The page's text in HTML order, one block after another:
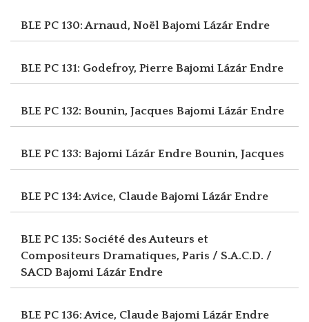
BLE PC 130: Arnaud, Noël Bajomi Lázár Endre
BLE PC 131: Godefroy, Pierre Bajomi Lázár Endre
BLE PC 132: Bounin, Jacques Bajomi Lázár Endre
BLE PC 133: Bajomi Lázár Endre Bounin, Jacques
BLE PC 134: Avice, Claude Bajomi Lázár Endre
BLE PC 135: Société des Auteurs et
Compositeurs Dramatiques, Paris / S.A.C.D. /
SACD Bajomi Lázár Endre
BLE PC 136: Avice, Claude Bajomi Lázár Endre